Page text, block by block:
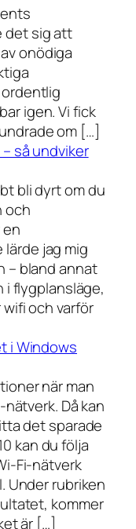
det sig att
onödiga
igen. Vi fick
om […]
så undviker
bli dyrt om du
och
lärde jag mig
– bland annat
i flygplansläge,
och varför
i Windows
när man
Då kan
det sparade
kan du följa
Fi-nätverk
Under rubriken
kommer
är […]